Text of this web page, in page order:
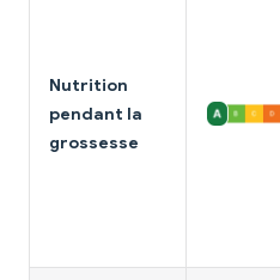
Nutrition
pendant la
grossesse